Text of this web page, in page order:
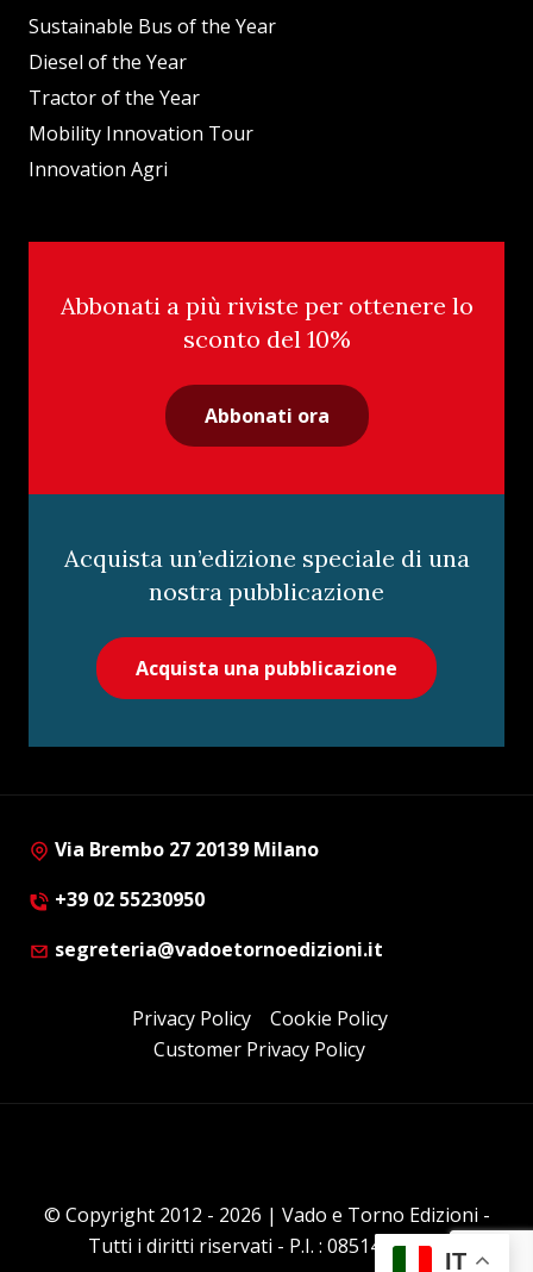
Sustainable Bus of the Year
Diesel of the Year
Tractor of the Year
Mobility Innovation Tour
Innovation Agri
Abbonati a più riviste per ottenere lo
sconto del 10%
Abbonati ora
Acquista un’edizione speciale di una
nostra pubblicazione
Acquista una pubblicazione
Via Brembo 27 20139 Milano
+39 02 55230950
segreteria@vadoetornoedizioni.it
Privacy Policy
Cookie Policy
Customer Privacy Policy
© Copyright 2012 - 2026 | Vado e Torno Edizioni -
Tutti i diritti riservati - P.I. : 08514160152
IT